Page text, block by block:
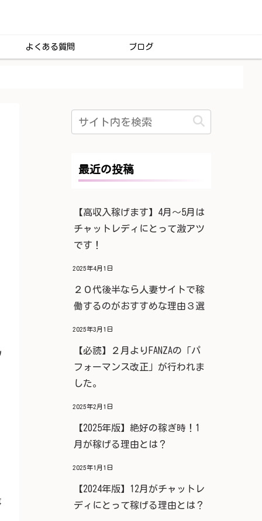
よくある質問 ブログ
最近の投稿
【高収入稼げます】4月〜5月は
チャットレディにとって激アツ
です！
2025年4月1日
２０代後半なら人妻サイトで稼
働するのがおすすめな理由３選
2025年3月1日
【必読】２月よりFANZAの「パ
フォーマンス改正」が行われま
した。
2025年2月1日
【2025年版】絶好の稼ぎ時！1
月が稼げる理由とは？
2025年1月1日
【2024年版】12月がチャットレ
ディにとって稼げる理由とは？